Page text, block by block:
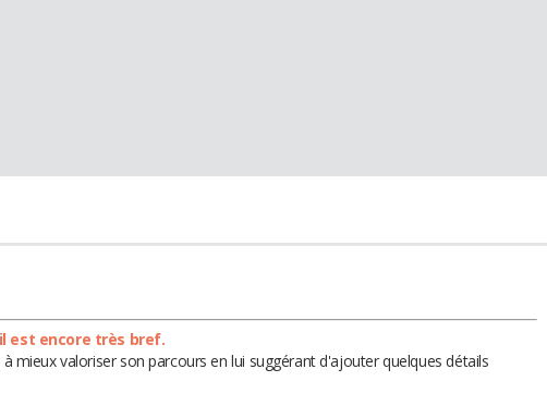
est encore très bref.
à mieux valoriser son parcours en lui suggérant d'ajouter quelques détails